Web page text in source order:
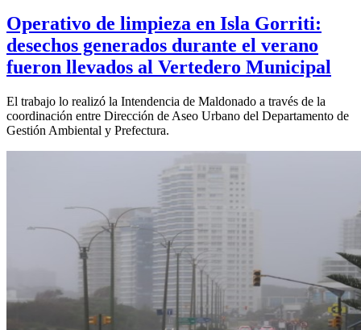
Operativo de limpieza en Isla Gorriti:
desechos generados durante el verano
fueron llevados al Vertedero Municipal
El trabajo lo realizó la Intendencia de Maldonado a través de la
coordinación entre Dirección de Aseo Urbano del Departamento de
Gestión Ambiental y Prefectura.